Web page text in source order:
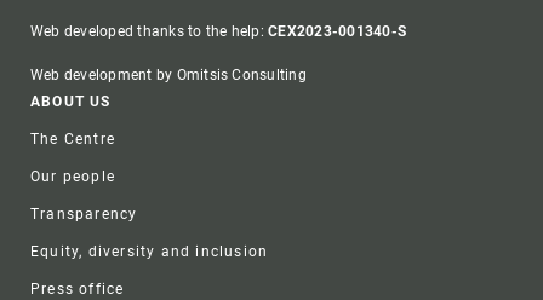
Web developed thanks to the help:CEX2023-001340-S
Web development by Omitsis Consulting
Footer
ABOUT US
The Centre
Our people
Transparency
Equity, diversity and inclusion
Press office